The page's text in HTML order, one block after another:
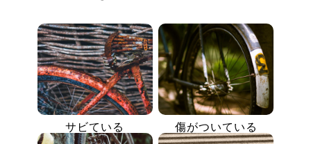
サビている 傷がついている